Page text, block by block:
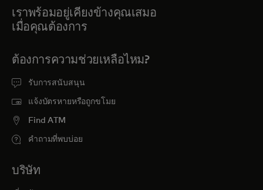
เราพร้อมอยู่เคียงข้างคุณเสมอ
เมื่อคุณต้องการ
ต้องการความช่วยเหลือไหม?
รับการสนับสนุน
แจ้งบัตรหายหรือถูกขโมย
Find ATM
คำถามที่พบบ่อย
บริษัท